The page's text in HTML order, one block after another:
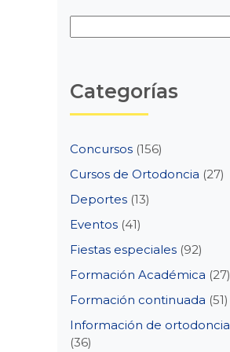
Categorías
Concursos (156)
Cursos de Ortodoncia (27)
Deportes (13)
Eventos (41)
Fiestas especiales (92)
Formación Académica (27)
Formación continuada (51)
Información de ortodoncia
(36)